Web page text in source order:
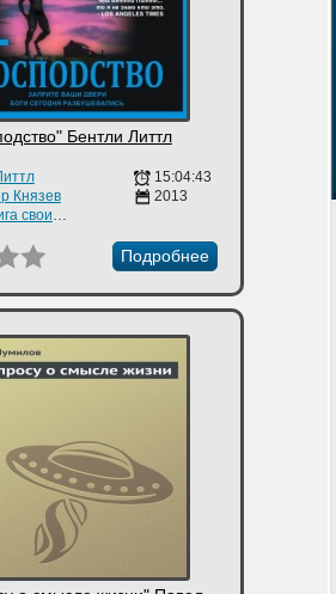
Бентли Литтл
Князев
Аудиокнига своими руками
15:04:43
2013
Подробнее